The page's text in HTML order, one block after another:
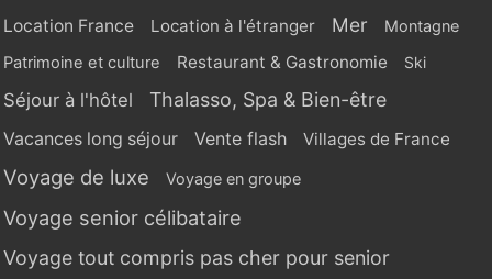
Location France Location à l'étranger Mer Montagne
Patrimoine et culture Restaurant & Gastronomie Ski
Séjour à l'hôtel Thalasso, Spa & Bien-être
Vacances long séjour Vente flash Villages de France
Voyage de luxe Voyage en groupe
Voyage senior célibataire
Voyage tout compris pas cher pour senior